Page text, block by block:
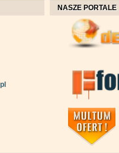
NASZE PORTALE